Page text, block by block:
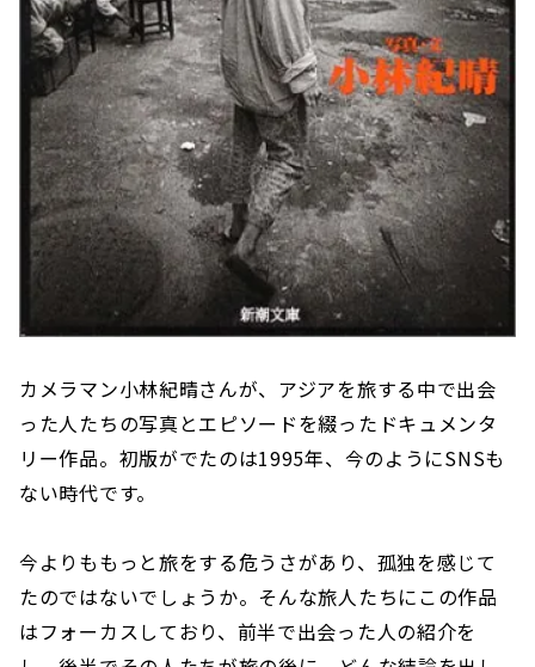
カメラマン小林紀晴さんが、アジアを旅する中で出会
った人たちの写真とエピソードを綴ったドキュメンタ
リー作品。初版がでたのは1995年、今のようにSNSも
ない時代です。
今よりももっと旅をする危うさがあり、孤独を感じて
たのではないでしょうか。そんな旅人たちにこの作品
はフォーカスしており、前半で出会った人の紹介を